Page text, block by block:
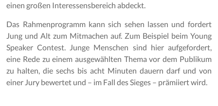
einen großen Interessensbereich abdeckt.
Das Rahmenprogramm kann sich sehen lassen und fordert
Jung und Alt zum Mitmachen auf. Zum Beispiel beim Young
Speaker Contest. Junge Menschen sind hier aufgefordert,
eine Rede zu einem ausgewählten Thema vor dem Publikum
zu halten, die sechs bis acht Minuten dauern darf und von
einer Jury bewertet und – im Fall des Sieges – prämiiert wird.